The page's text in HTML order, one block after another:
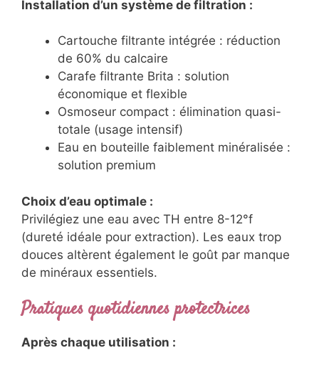
Installation d’un système de filtration :
Cartouche filtrante intégrée : réduction
de 60% du calcaire
Carafe filtrante Brita : solution
économique et flexible
Osmoseur compact : élimination quasi-
totale (usage intensif)
Eau en bouteille faiblement minéralisée :
solution premium
Choix d’eau optimale :
Privilégiez une eau avec TH entre 8-12°f
(dureté idéale pour extraction). Les eaux trop
douces altèrent également le goût par manque
de minéraux essentiels.
Pratiques quotidiennes protectrices
Après chaque utilisation :